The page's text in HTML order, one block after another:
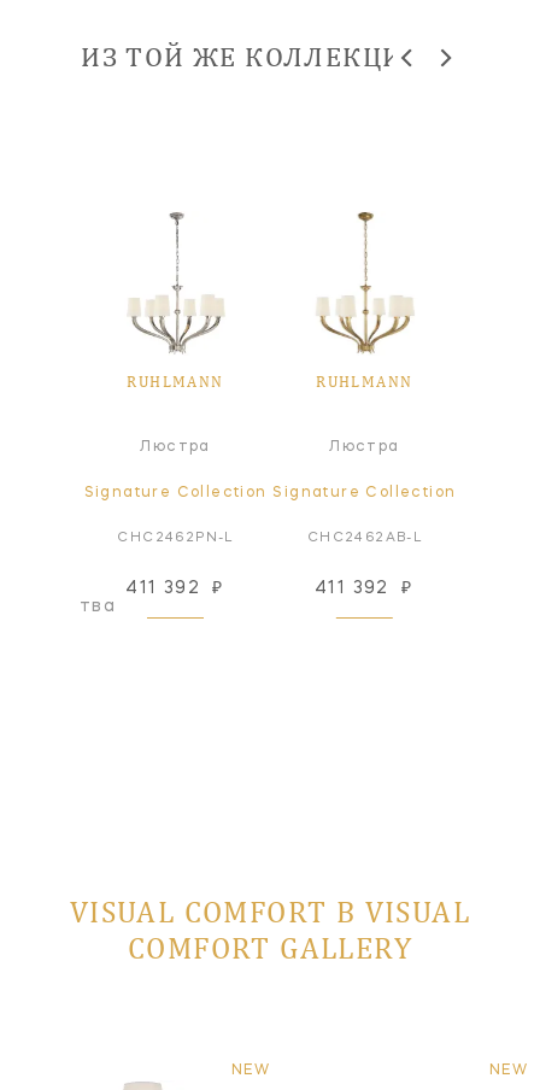
ИЗ ТОЙ ЖЕ КОЛЛЕКЦИИ
RUHLMANN
Люстра
Signature Collection
CHC2462PN-L
411 392 ₽
RUHLMANN
Люстра
Signature Collection
CHC2462AB-L
411 392 ₽
VISUAL COMFORT В VISUAL
COMFORT GALLERY
NEW NEW